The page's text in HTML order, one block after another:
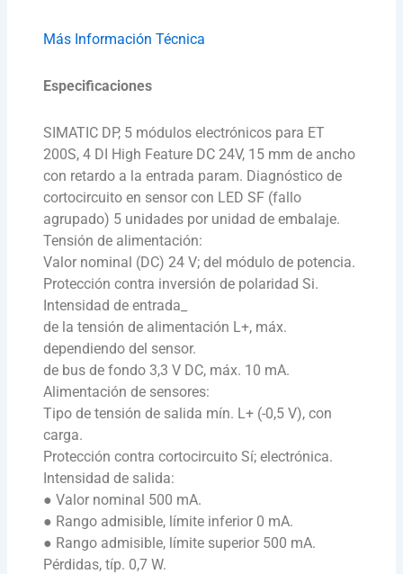
Más Información Técnica
Especificaciones
SIMATIC DP, 5 módulos electrónicos para ET
200S, 4 DI High Feature DC 24V, 15 mm de ancho
con retardo a la entrada param. Diagnóstico de
cortocircuito en sensor con LED SF (fallo
agrupado) 5 unidades por unidad de embalaje.
Tensión de alimentación:
Valor nominal (DC) 24 V; del módulo de potencia.
Protección contra inversión de polaridad Si.
Intensidad de entrada_
de la tensión de alimentación L+, máx.
dependiendo del sensor.
de bus de fondo 3,3 V DC, máx. 10 mA.
Alimentación de sensores:
Tipo de tensión de salida mín. L+ (-0,5 V), con
carga.
Protección contra cortocircuito Sí; electrónica.
Intensidad de salida:
● Valor nominal 500 mA.
● Rango admisible, límite inferior 0 mA.
● Rango admisible, límite superior 500 mA.
Pérdidas, típ. 0,7 W.